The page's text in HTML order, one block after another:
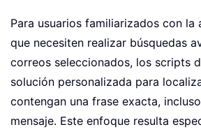
Para usuarios familiarizados con la
que necesiten realizar búsquedas
correos seleccionados, los scripts
solución personalizada para
contengan una frase exacta,
mensaje. Este enfoque resulta